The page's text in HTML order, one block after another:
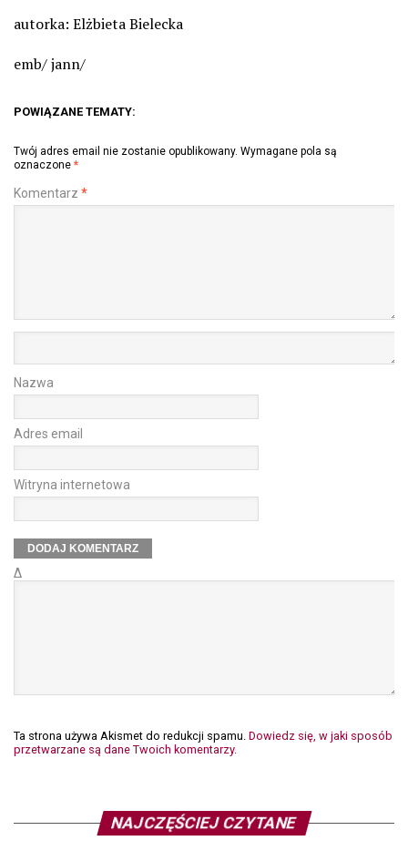
autorka: Elżbieta Bielecka
emb/ jann/
POWIĄZANE TEMATY:
Twój adres email nie zostanie opublikowany. Wymagane pola są
oznaczone *
Komentarz *
Nazwa
Adres email
Witryna internetowa
Δ
Ta strona używa Akismet do redukcji spamu. Dowiedz się, w jaki sposób
przetwarzane są dane Twoich komentarzy.
NAJCZĘŚCIEJ CZYTANE